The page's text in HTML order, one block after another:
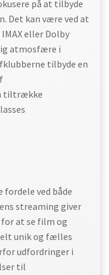
på at tilbyde
Det kan være ved at
eller Dolby
atmosfære i
tilbyde en
tiltrække
ved både
streaming giver
at se film og
unik og fælles
udfordringer i
til